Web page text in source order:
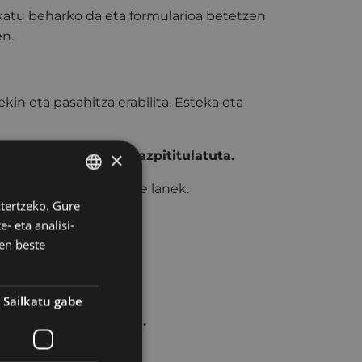
beharko da eta formularioa betetzen
eta pasahitza erabilita. Esteka eta
horietako batean azpititulatuta.
izango dute lanek.
.
azaroaren 2tik 7ra.
7an.
BASQUE
SPANISH
×
Gure
eta analisi-
beste
Sailkatu gabe